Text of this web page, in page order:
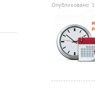
Опубликовано: